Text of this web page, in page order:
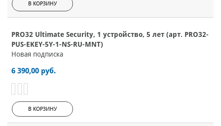
В КОРЗИНУ
PRO32 Ultimate Security, 1 устройство, 5 лет (арт. PRO32-
PUS-EKEY-5Y-1-NS-RU-MNT)
Новая подписка
6 390,00 руб.
В КОРЗИНУ